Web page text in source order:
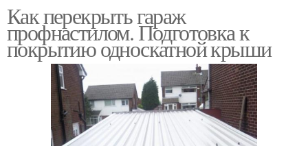
Как перекрыть гараж
профнастилом. Подготовка к
покрытию односкатной крыши